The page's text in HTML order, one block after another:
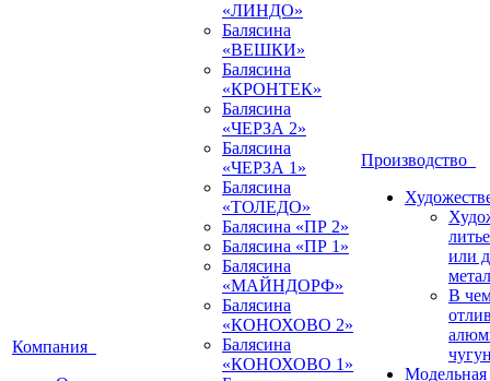
Компания
«ЛИНДО»
Балясина
«ВЕШКИ»
Балясина
«КРОНТЕК»
Балясина
«ЧЕРЗА 2»
Балясина
«ЧЕРЗА 1»
Балясина
«ТОЛЕДО»
Балясина «ПР 2»
Балясина «ПР 1»
Балясина
«МАЙНДОРФ»
Балясина
«КОНОХОВО 2»
Балясина
«КОНОХОВО 1»
Производство
или
В
Модельная